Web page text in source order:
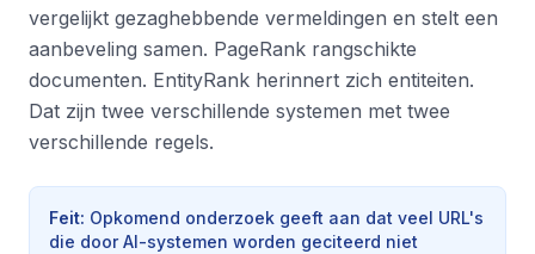
vergelijkt gezaghebbende vermeldingen en stelt een
aanbeveling samen. PageRank rangschikte
documenten. EntityRank herinnert zich entiteiten.
Dat zijn twee verschillende systemen met twee
verschillende regels.
Feit: Opkomend onderzoek geeft aan dat veel URL's
die door AI-systemen worden geciteerd niet